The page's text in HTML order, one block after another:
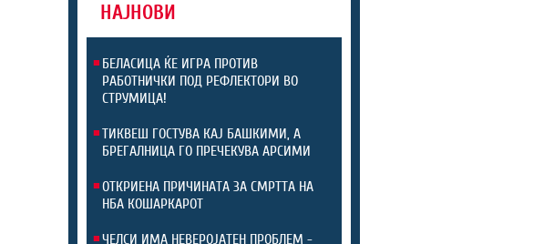
НАЈНОВИ
БЕЛАСИЦА ЌЕ ИГРА ПРОТИВ
РАБОТНИЧКИ ПОД РЕФЛЕКТОРИ ВО
СТРУМИЦА!
ТИКВЕШ ГОСТУВА КАЈ БАШКИМИ, А
БРЕГАЛНИЦА ГО ПРЕЧЕКУВА АРСИМИ
ОТКРИЕНА ПРИЧИНАТА ЗА СМРТТА НА
НБА КОШАРКАРОТ
ЧЕЛСИ ИМА НЕВЕРОЈАТЕН ПРОБЛЕМ -